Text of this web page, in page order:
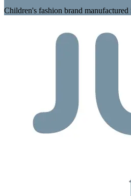
Children's fashion brand manufactured